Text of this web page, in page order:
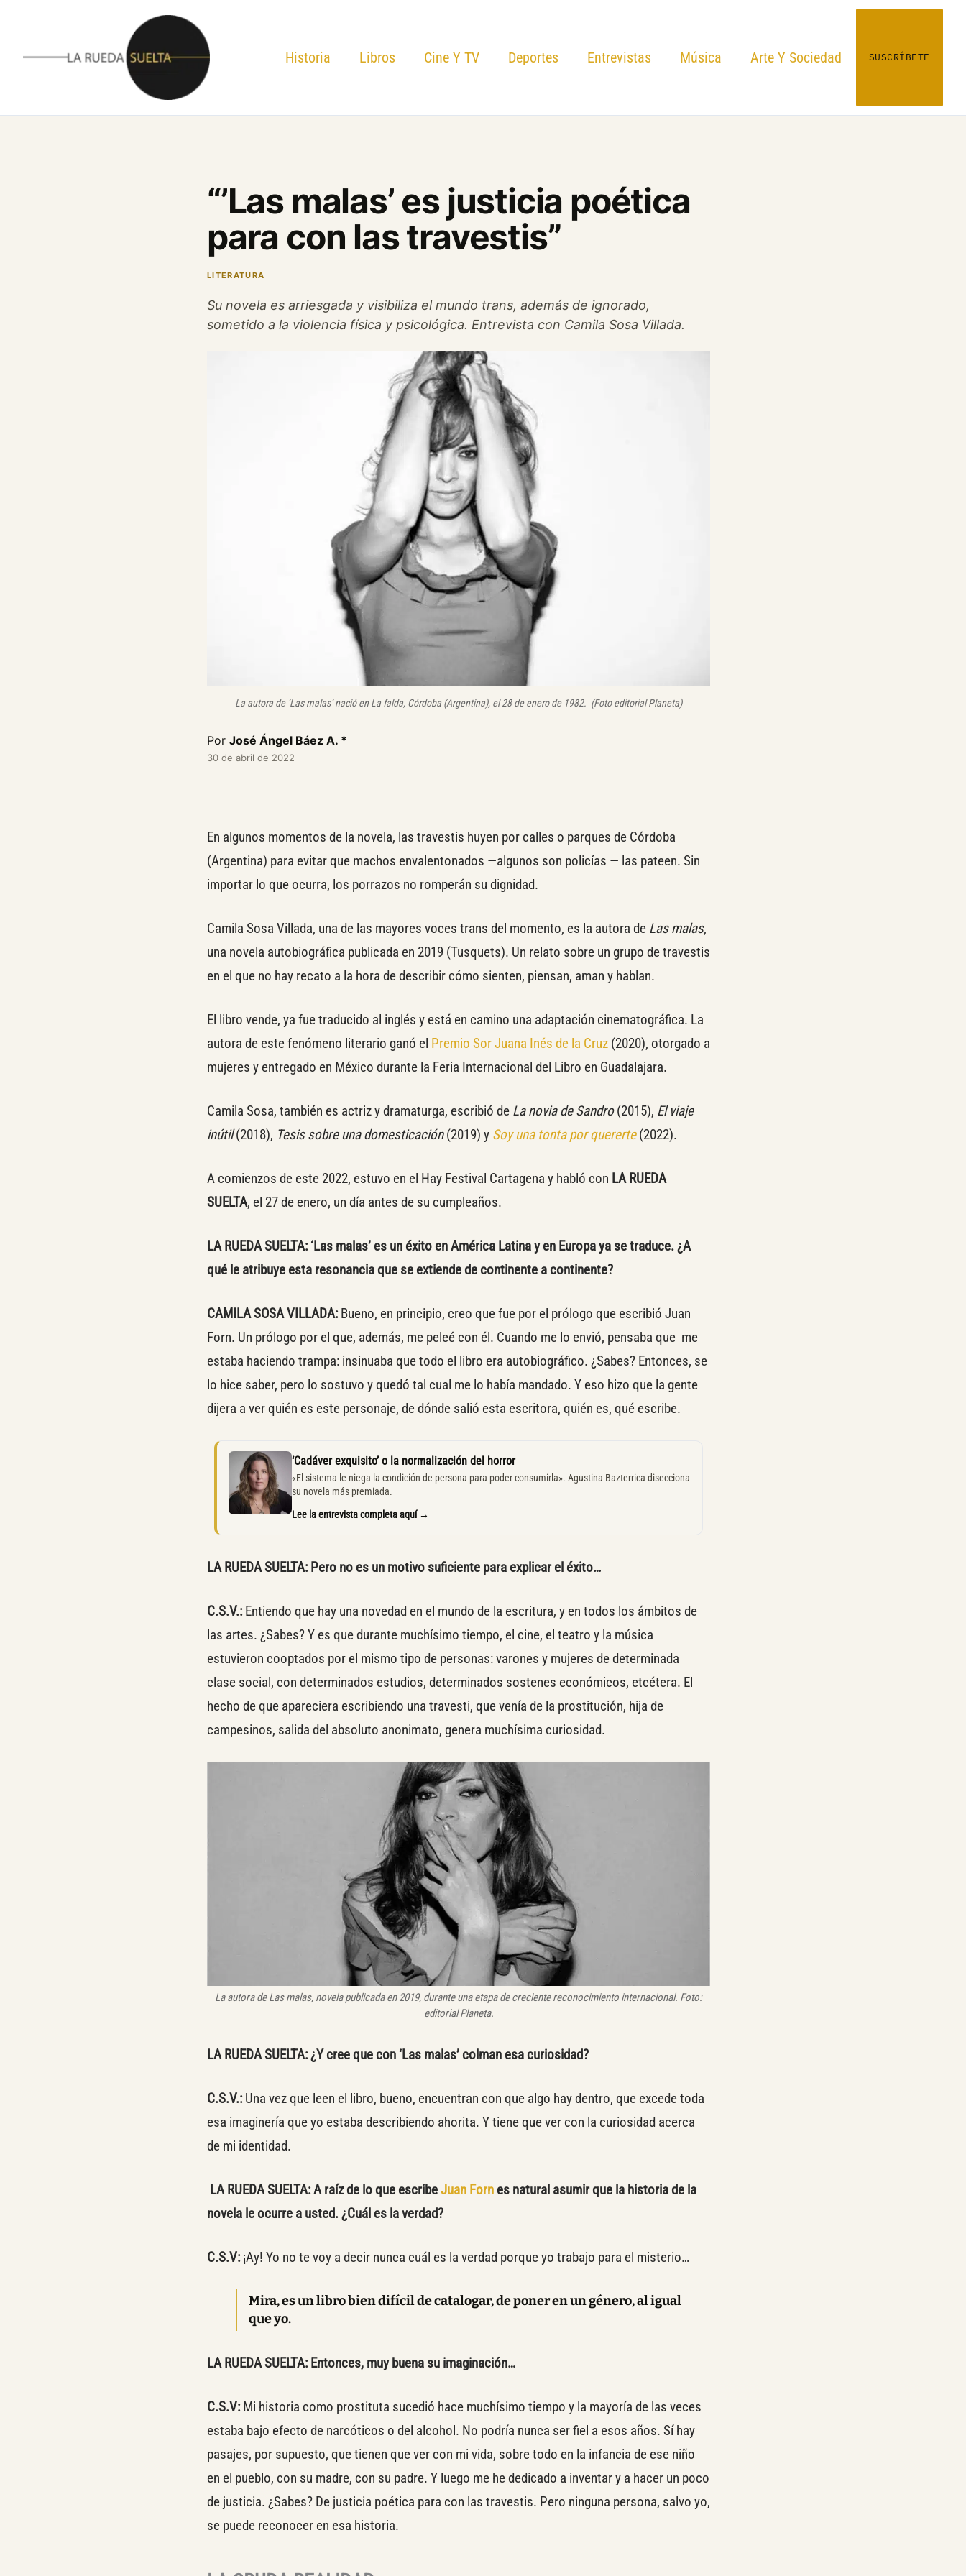
Historia Libros Cine Y TV Deportes Entrevistas Música Arte Y Sociedad SUSCRÍBETE
“’Las malas’ es justicia poética
para con las travestis”
LITERATURA
Su novela es arriesgada y visibiliza el mundo trans, además de ignorado,
sometido a la violencia física y psicológica. Entrevista con Camila Sosa Villada.
La autora de ‘Las malas’ nació en La falda, Córdoba (Argentina), el 28 de enero de 1982. (Foto editorial Planeta)
Por José Ángel Báez A. *
30 de abril de 2022
En algunos momentos de la novela, las travestis huyen por calles o parques de Córdoba
(Argentina) para evitar que machos envalentonados —algunos son policías — las pateen. Sin
importar lo que ocurra, los porrazos no romperán su dignidad.
Camila Sosa Villada, una de las mayores voces trans del momento, es la autora de Las malas,
una novela autobiográfica publicada en 2019 (Tusquets). Un relato sobre un grupo de travestis
en el que no hay recato a la hora de describir cómo sienten, piensan, aman y hablan.
El libro vende, ya fue traducido al inglés y está en camino una adaptación cinematográfica. La
autora de este fenómeno literario ganó el Premio Sor Juana Inés de la Cruz (2020), otorgado a
mujeres y entregado en México durante la Feria Internacional del Libro en Guadalajara.
Camila Sosa, también es actriz y dramaturga, escribió de La novia de Sandro(2015), El viaje
inútil(2018), Tesis sobre una domesticación(2019) y Soy una tonta por quererte (2022).
A comienzos de este 2022, estuvo en el Hay Festival Cartagena y habló con LA RUEDA
SUELTA, el 27 de enero, un día antes de su cumpleaños.
LA RUEDA SUELTA: ‘Las malas’ es un éxito en América Latina y en Europa ya se traduce. ¿A
qué le atribuye esta resonancia que se extiende de continente a continente?
CAMILA SOSA VILLADA:Bueno, en principio, creo que fue por el prólogo que escribió Juan
Forn. Un prólogo por el que, además, me peleé con él. Cuando me lo envió, pensaba que me
estaba haciendo trampa: insinuaba que todo el libro era autobiográfico. ¿Sabes? Entonces, se
lo hice saber, pero lo sostuvo y quedó tal cual me lo había mandado. Y eso hizo que la gente
dijera a ver quién es este personaje, de dónde salió esta escritora, quién es, qué escribe.
‘Cadáver exquisito’ o la normalización del horror
«El sistema le niega la condición de persona para poder consumirla». Agustina Bazterrica disecciona
su novela más premiada.
Lee la entrevista completa aquí →
LA RUEDA SUELTA: Pero no es un motivo suficiente para explicar el éxito…
C.S.V.:Entiendo que hay una novedad en el mundo de la escritura, y en todos los ámbitos de
las artes. ¿Sabes? Y es que durante muchísimo tiempo, el cine, el teatro y la música
estuvieron cooptados por el mismo tipo de personas: varones y mujeres de determinada
clase social, con determinados estudios, determinados sostenes económicos, etcétera. El
hecho de que apareciera escribiendo una travesti, que venía de la prostitución, hija de
campesinos, salida del absoluto anonimato, genera muchísima curiosidad.
La autora de Las malas, novela publicada en 2019, durante una etapa de creciente reconocimiento internacional. Foto:
editorial Planeta.
LA RUEDA SUELTA: ¿Y cree que con ‘Las malas’ colman esa curiosidad?
C.S.V.:Una vez que leen el libro, bueno, encuentran con que algo hay dentro, que excede toda
esa imaginería que yo estaba describiendo ahorita. Y tiene que ver con la curiosidad acerca
de mi identidad.
LA RUEDA SUELTA: A raíz de lo que escribeJuan Forn es natural asumir que la historia de la
novela le ocurre a usted. ¿Cuál es la verdad?
C.S.V:¡Ay! Yo no te voy a decir nunca cuál es la verdad porque yo trabajo para el misterio…
Mira, es un libro bien difícil de catalogar, de poner en un género, al igual
que yo.
LA RUEDA SUELTA: Entonces, muy buena su imaginación…
C.S.V:Mi historia como prostituta sucedió hace muchísimo tiempo y la mayoría de las veces
estaba bajo efecto de narcóticos o del alcohol. No podría nunca ser fiel a esos años. Sí hay
pasajes, por supuesto, que tienen que ver con mi vida, sobre todo en la infancia de ese niño
en el pueblo, con su madre, con su padre. Y luego me he dedicado a inventar y a hacer un poco
de justicia. ¿Sabes? De justicia poética para con las travestis. Pero ninguna persona, salvo yo,
se puede reconocer en esa historia.